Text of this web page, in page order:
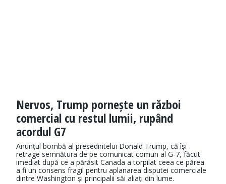
Nervos, Trump pornește un război
comercial cu restul lumii, rupând
acordul G7
Anunțul bombă al președintelui Donald Trump, că își
retrage semnătura de pe comunicat comun al G-7, făcut
imediat după ce a părăsit Canada a torpilat ceea ce părea
a fi un consens fragil pentru aplanarea disputei comerciale
dintre Washington și principalii săi aliați din lume.